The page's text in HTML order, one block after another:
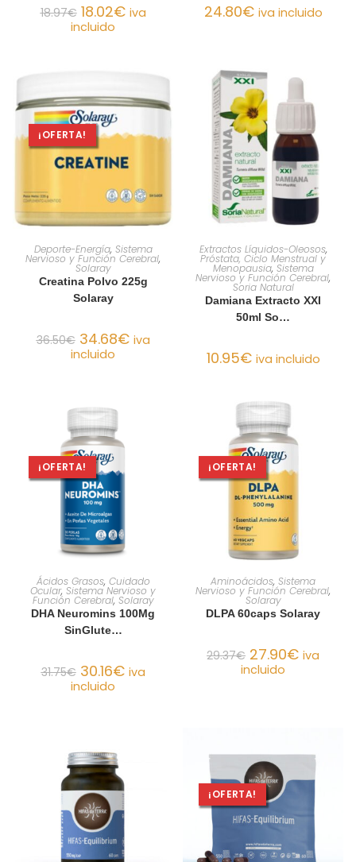
18.97€ 18.02€ iva
incluido
24.80€ iva incluido
¡OFERTA!
AÑADIR AL CARRITO
Deporte-Energía, Sistema
Nervioso y Función Cerebral,
Solaray
Creatina Polvo 225g
Solaray
36.50€ 34.68€ iva
incluido
AÑADIR AL CARRITO
Extractos Líquidos-Oleosos,
Próstata, Ciclo Menstrual y
Menopausia, Sistema
Nervioso y Función Cerebral,
Soria Natural
Damiana Extracto XXI
50ml So…
10.95€ iva incluido
¡OFERTA!
AÑADIR AL CARRITO
Ácidos Grasos, Cuidado
Ocular, Sistema Nervioso y
Función Cerebral, Solaray
DHA Neuromins 100Mg
SinGlute…
31.75€ 30.16€ iva
incluido
¡OFERTA!
AÑADIR AL CARRITO
Aminoácidos, Sistema
Nervioso y Función Cerebral,
Solaray
DLPA 60caps Solaray
29.37€ 27.90€ iva
incluido
¡OFERTA!